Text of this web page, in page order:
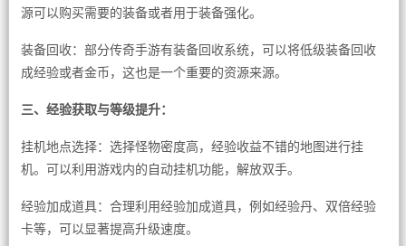
源可以购买需要的装备或者用于装备强化。
装备回收：部分传奇手游有装备回收系统，可以将低级装备回收
成经验或者金币，这也是一个重要的资源来源。
三、经验获取与等级提升：
挂机地点选择：选择怪物密度高，经验收益不错的地图进行挂
机。可以利用游戏内的自动挂机功能，解放双手。
经验加成道具：合理利用经验加成道具，例如经验丹、双倍经验
卡等，可以显著提高升级速度。